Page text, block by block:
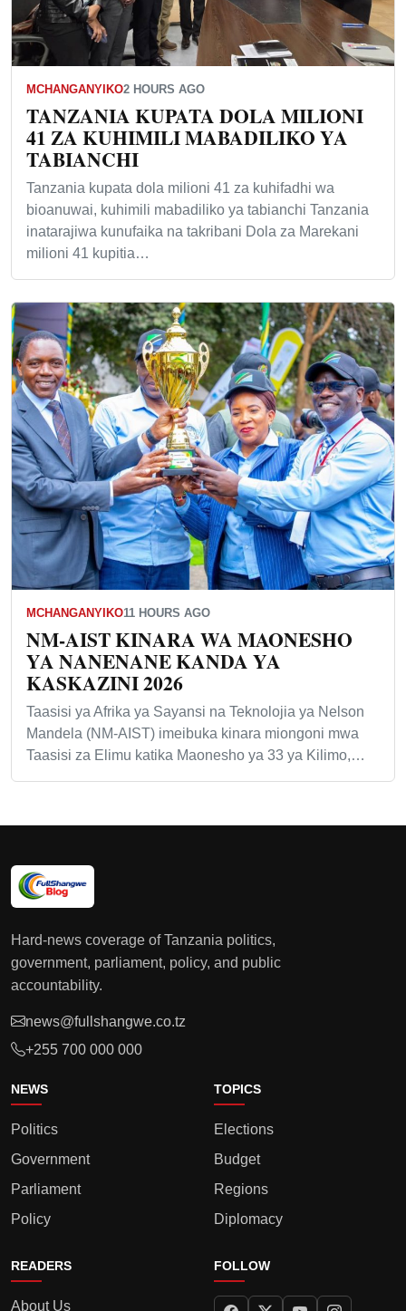
MCHANGANYIKO2 HOURS AGO
TANZANIA KUPATA DOLA MILIONI
41 ZA KUHIMILI MABADILIKO YA
TABIANCHI
Tanzania kupata dola milioni 41 za kuhifadhi wa
bioanuwai, kuhimili mabadiliko ya tabianchi Tanzania
inatarajiwa kunufaika na takribani Dola za Marekani
milioni 41 kupitia…
MCHANGANYIKO11 HOURS AGO
NM-AIST KINARA WA MAONESHO
YA NANENANE KANDA YA
KASKAZINI 2026
Taasisi ya Afrika ya Sayansi na Teknolojia ya Nelson
Mandela (NM-AIST) imeibuka kinara miongoni mwa
Taasisi za Elimu katika Maonesho ya 33 ya Kilimo,…
Hard-news coverage of Tanzania politics,
government, parliament, policy, and public
accountability.
news@fullshangwe.co.tz
+255 700 000 000
NEWS
Politics
Government
Parliament
Policy
TOPICS
Elections
Budget
Regions
Diplomacy
READERS
About Us
FOLLOW